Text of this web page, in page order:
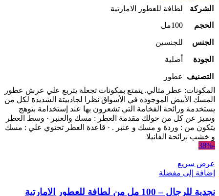
الشركة
لطافة للعطور الامارتية
الحجم
100مل
الجنس للجنسين
الجودة أصلية
التصنيف
عطور
المكونات: عطر مثالي. يتمتع بمكونات تجعلة يتربع علي عرش عطور
المسك الأبيض الموجودة في الأسواق نظرا لجاذبيتة الشديدة لكل من
يستخدمة ورائحة الفخامة التي تشعرون بها عند إستخدامة بتوهج
وتميز عن كل من حولك مقدمة العطر : مسك والعنبر · وسط العطر
يتكون من : وردة و مسك و عنبر . · قاعدة العطر تحتوي علي : مسك
و خشب برائحة الفانيلا
-38%
عرض سريع
إضافة إلى مفضلة
نجدية للرجال – 100 مل من لطافة للعطور الامارتية